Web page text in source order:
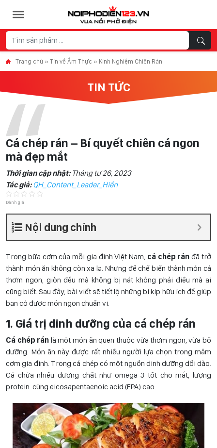
Trang chủ » Tin về Ẩm Thực » Kinh Nghiệm Chiên Rán
TIN TỨC
Cá chép rán – Bí quyết chiên cá ngon
mà đẹp mắt
Thời gian cập nhật: Tháng tư 26, 2023
Tác giả:QH_Content_Leader_Hiền
Đánh giá
Nội dung chính
Trong bữa cơm của mỗi gia đình Việt Nam, cá chép rán đã trở
thành món ăn không còn xa lạ. Nhưng để chế biến thành món cá
thơm ngon, giòn đều mà không bị nát không phải điều mà ai
cũng biết. Sau đây, bài viết sẽ tiết lộ những bí kíp hữu ích để giúp
bạn có được món ngon chuẩn vị.
1. Giá trị dinh dưỡng của cá chép rán
Cá chép rán là một món ăn quen thuộc vừa thơm ngon, vừa bổ
dưỡng. Món ăn này được rất nhiều người lựa chọn trong mâm
cơm gia đình. Trong cá chép có một nguồn dinh dưỡng dồi dào.
Cá chứa nhiều dưỡng chất như omega 3 tốt cho mắt, lượng
protein cùng eicosapentaenoic acid (EPA) cao.